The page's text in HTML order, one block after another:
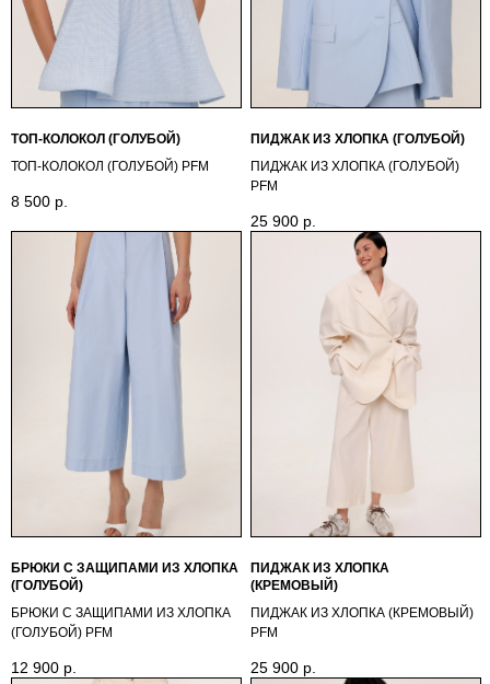
ТОП-КОЛОКОЛ (ГОЛУБОЙ)
ТОП-КОЛОКОЛ (ГОЛУБОЙ) PFМ
8 500 р.
ПИДЖАК ИЗ ХЛОПКА (ГОЛУБОЙ)
ПИДЖАК ИЗ ХЛОПКА (ГОЛУБОЙ)
PFМ
25 900 р.
БРЮКИ С ЗАЩИПАМИ ИЗ ХЛОПКА
(ГОЛУБОЙ)
БРЮКИ С ЗАЩИПАМИ ИЗ ХЛОПКА
(ГОЛУБОЙ) PFМ
12 900 р.
ПИДЖАК ИЗ ХЛОПКА
(КРЕМОВЫЙ)
ПИДЖАК ИЗ ХЛОПКА (КРЕМОВЫЙ)
PFМ
25 900 р.